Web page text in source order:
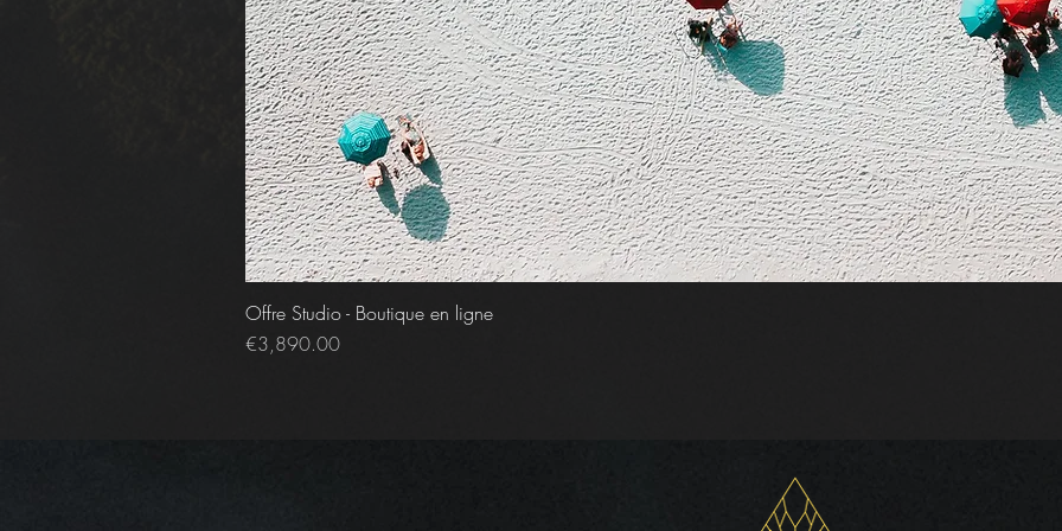
Offre Studio - Boutique en ligne
Price
€3,890.00